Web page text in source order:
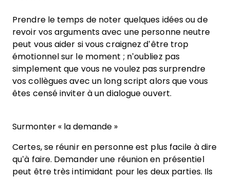
Prendre le temps de noter quelques idées ou de
revoir vos arguments avec une personne neutre
peut vous aider si vous craignez d’être trop
émotionnel sur le moment ; n’oubliez pas
simplement que vous ne voulez pas surprendre
vos collègues avec un long script alors que vous
êtes censé inviter à un dialogue ouvert.
Surmonter « la demande »
Certes, se réunir en personne est plus facile à dire
qu’à faire. Demander une réunion en présentiel
peut être très intimidant pour les deux parties. Ils